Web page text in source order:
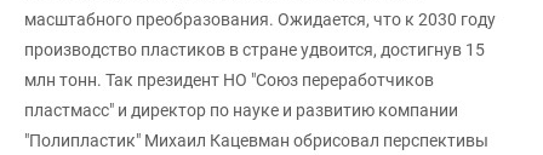
масштабного преобразования. Ожидается, что к 2030 году
производство пластиков в стране удвоится, достигнув 15
млн тонн. Так президент НО "Союз переработчиков
пластмасс" и директор по науке и развитию компании
"Полипластик" Михаил Кацевман обрисовал перспективы